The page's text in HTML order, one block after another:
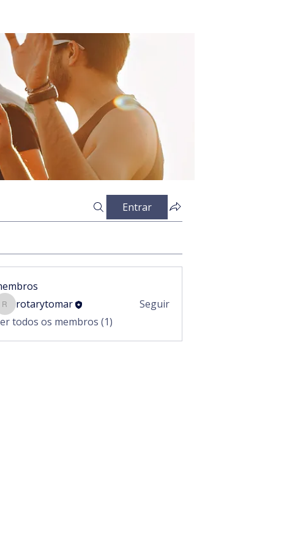
Entrar
rotarytomar
rotarytomar
Seguir
todos os membros (1)